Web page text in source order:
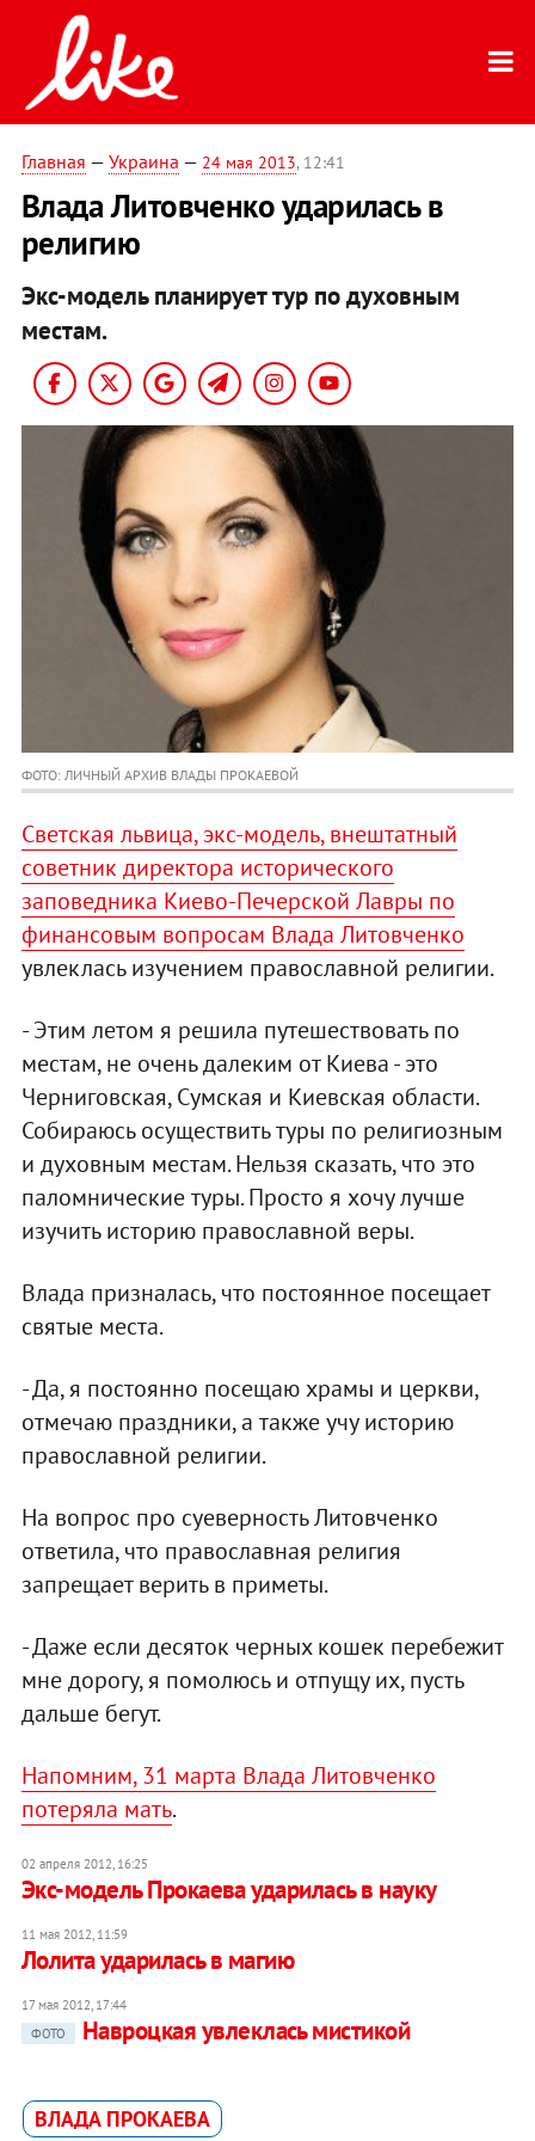
Главная — Украина — 24 мая 2013, 12:41
Влада Литовченко ударилась в
религию
Экс-модель планирует тур по духовным
местам.
ФОТО: ЛИЧНЫЙ АРХИВ ВЛАДЫ ПРОКАЕВОЙ
Светская львица, экс-модель, внештатный
советник директора исторического
заповедника Киево-Печерской Лавры по
финансовым вопросам Влада Литовченко
увлеклась изучением православной религии.
- Этим летом я решила путешествовать по
местам, не очень далеким от Киева - это
Черниговская, Сумская и Киевская области.
Собираюсь осуществить туры по религиозным
и духовным местам. Нельзя сказать, что это
паломнические туры. Просто я хочу лучше
изучить историю православной веры.
Влада призналась, что постоянное посещает
святые места.
- Да, я постоянно посещаю храмы и церкви,
отмечаю праздники, а также учу историю
православной религии.
На вопрос про суеверность Литовченко
ответила, что православная религия
запрещает верить в приметы.
- Даже если десяток черных кошек перебежит
мне дорогу, я помолюсь и отпущу их, пусть
дальше бегут.
Напомним, 31 марта Влада Литовченко
потеряла мать.
02 апреля 2012, 16:25
Экс-модель Прокаева ударилась в науку
11 мая 2012, 11:59
Лолита ударилась в магию
17 мая 2012, 17:44
ФОТО
Навроцкая увлеклась мистикой
ВЛАДА ПРОКАЕВА